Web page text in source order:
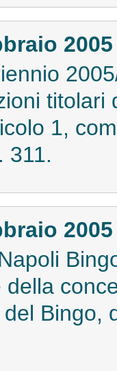
2005
titolari
1,
311.
2005
Bingo,